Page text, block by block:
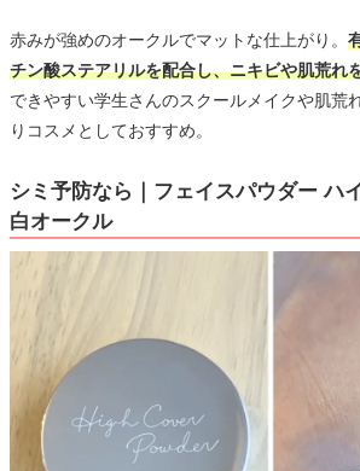
赤みが強めのオークルでマットな仕上がり。
チン酸ステアリルを配合し、ニキビや肌荒れ
できやすい学生さんのスクールメイクや肌荒
りコスメとしておすすめ。
シミ予防なら｜フェイスパウダー ハ
白オークル